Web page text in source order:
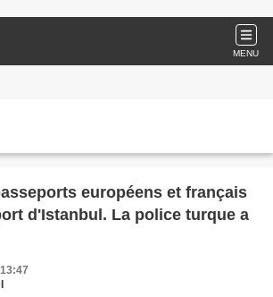
MENU
européens et français
La police turque a